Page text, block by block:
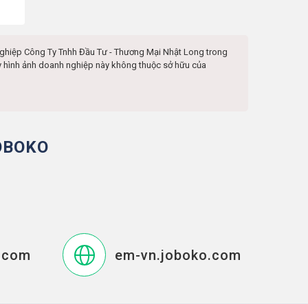
Công Ty Tnhh Đầu Tư - Thương Mại Nhật Long trong
ảnh doanh nghiệp này không thuộc sở hữu của
em-vn.joboko.com